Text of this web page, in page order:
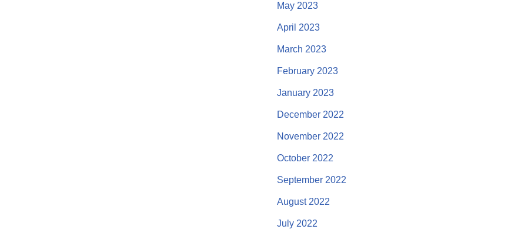
May 2023
April 2023
March 2023
February 2023
January 2023
December 2022
November 2022
October 2022
September 2022
August 2022
July 2022